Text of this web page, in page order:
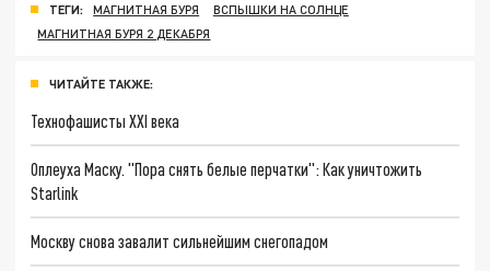
ТЕГИ: МАГНИТНАЯ БУРЯ
ВСПЫШКИ НА СОЛНЦЕ
МАГНИТНАЯ БУРЯ 2 ДЕКАБРЯ
ЧИТАЙТЕ ТАКЖЕ:
Технофашисты XXI века
Оплеуха Маску. "Пора снять белые перчатки": Как уничтожить
Starlink
Москву снова завалит сильнейшим снегопадом